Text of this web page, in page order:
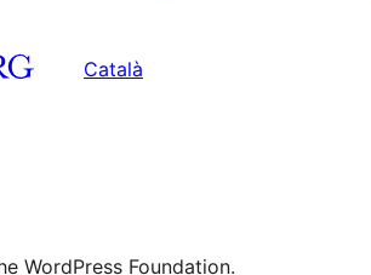
Català
WordPress Foundation.